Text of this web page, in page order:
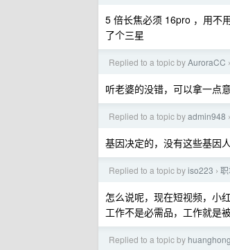
5 倍长焦必须 16pro ，用不
了个三星
Replied to a topic byAuroraCC ›
听老婆的没错，可以拿一点
Replied to a topic byadmin948 ›
基因决定的，没有这些基因
Replied to a topic byiso223 ›
怎么说呢，现在短视频，小
工作不是必需品，工作就是
Replied to a topic by